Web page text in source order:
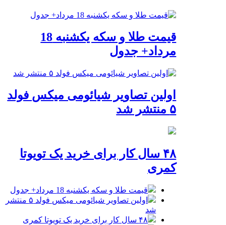
قیمت طلا و سکه یکشنبه 18
مرداد+ جدول
اولین تصاویر شیائومی میکس فولد
۵ منتشر شد
۴۸ سال کار برای خرید یک تویوتا
کمری
قیمت طلا و سکه یکشنبه 18 مرداد+ جدول
اولین تصاویر شیائومی میکس فولد ۵ منتشر
شد
۴۸ سال کار برای خرید یک تویوتا کمری